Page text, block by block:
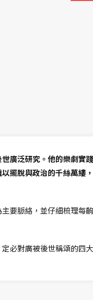
廣泛研究。他的樂劇實
擺脫與政治的千絲萬縷
要脈絡，並仔細梳理每
必對廣被後世稱頌的四